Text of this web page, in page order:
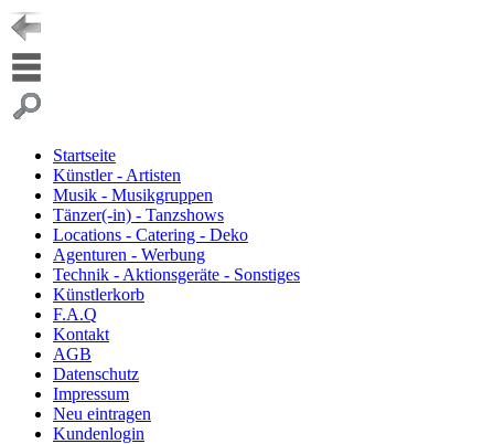
Startseite
Künstler - Artisten
Musik - Musikgruppen
Tänzer(-in) - Tanzshows
Locations - Catering - Deko
Agenturen - Werbung
Technik - Aktionsgeräte - Sonstiges
Künstlerkorb
F.A.Q
Kontakt
AGB
Datenschutz
Impressum
Neu eintragen
Kundenlogin